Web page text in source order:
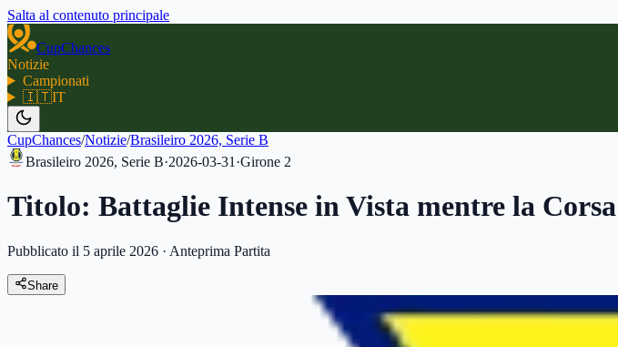
Salta al contenuto principale
CupChances
Notizie
Campionati
🇮🇹IT
CupChances/Notizie/Brasileiro 2026, Serie B
Brasileiro 2026, Serie B·2026-03-31 ·Girone 2
Titolo: Battaglie Intense in Vista mentre la
Pubblicato il 5 aprile 2026 · Anteprima Partita
Share